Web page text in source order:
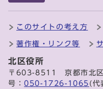
このサイトの考え方
著作権・リンク等
北区役所
〒603-8511 京都市北
号：050-1726-1065 (代